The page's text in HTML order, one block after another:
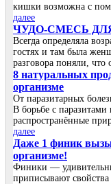
кишки возможна с
далее
ЧУДО-СМЕСЬ
Всегда определяла
гостях и там была
разговора поняли, что
8 натуральных
организме
От паразитарных
В борьбе с
распространённые
далее
Даже 1 финик
организме!
Финики —
приписывают свойства